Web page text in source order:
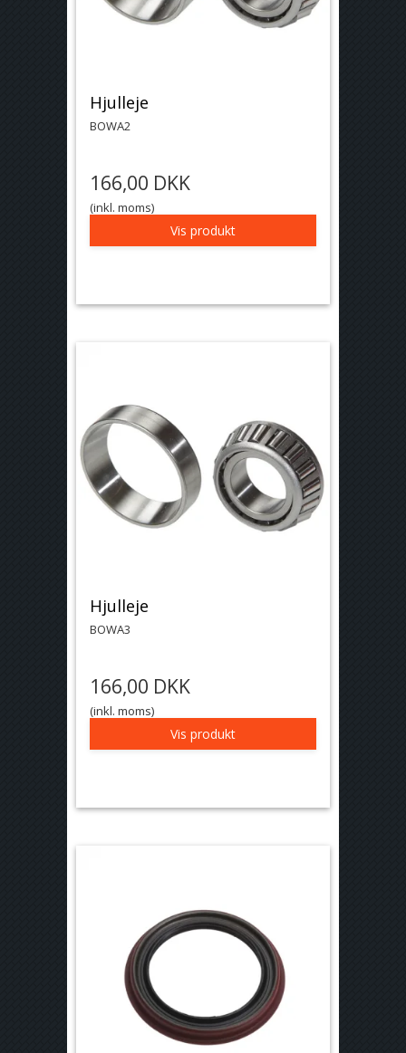
Hjulleje
BOWA2
166,00 DKK
(inkl. moms)
Vis produkt
Hjulleje
BOWA3
166,00 DKK
(inkl. moms)
Vis produkt